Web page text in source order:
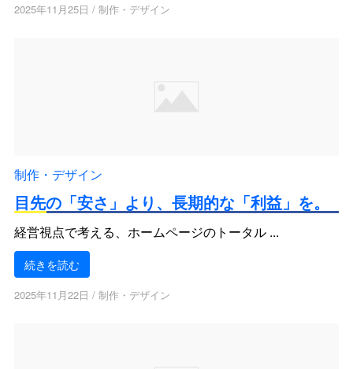
2025年11月25日 / 制作・デザイン
制作・デザイン
目先の「安さ」より、長期的な「利益」を。
経営視点で考える、ホームページのトータル ...
続きを読む
2025年11月22日 / 制作・デザイン